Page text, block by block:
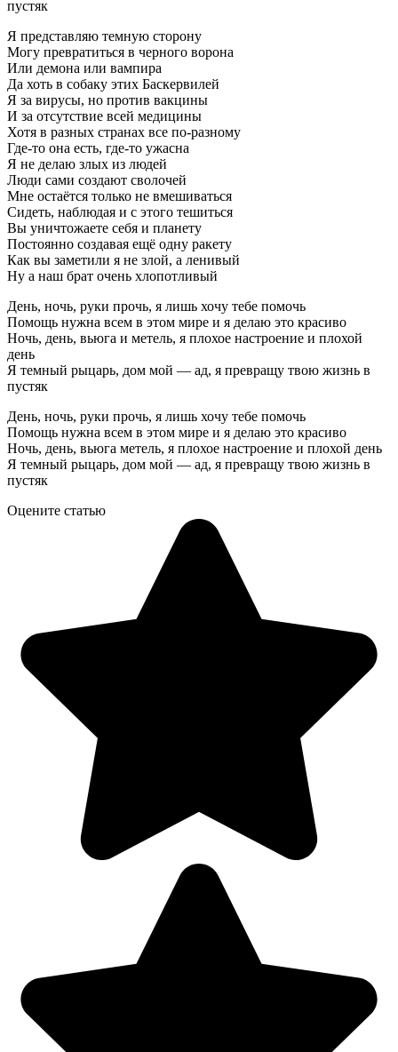
пустяк
Я представляю темную сторону
Могу превратиться в черного ворона
Или демона или вампира
Да хоть в собаку этих Баскервилей
Я за вирусы, но против вакцины
И за отсутствие всей медицины
Хотя в разных странах все по-разному
Где-то она есть, где-то ужасна
Я не делаю злых из людей
Люди сами создают сволочей
Мне остаётся только не вмешиваться
Сидеть, наблюдая и с этого тешиться
Вы уничтожаете себя и планету
Постоянно создавая ещё одну ракету
Как вы заметили я не злой, а ленивый
Ну а наш брат очень хлопотливый
День, ночь, руки прочь, я лишь хочу тебе помочь
Помощь нужна всем в этом мире и я делаю это красиво
Ночь, день, вьюга и метель, я плохое настроение и плохой
день
Я темный рыцарь, дом мой — ад, я превращу твою жизнь в
пустяк
День, ночь, руки прочь, я лишь хочу тебе помочь
Помощь нужна всем в этом мире и я делаю это красиво
Ночь, день, вьюга метель, я плохое настроение и плохой день
Я темный рыцарь, дом мой — ад, я превращу твою жизнь в
пустяк
Оцените статью